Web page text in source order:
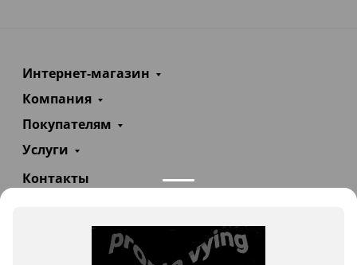
Интернет-магазин
Компания
Покупателям
Услуги
Контакты
info@teploexpert.com
Пн—Сб 09:00 – 18:00